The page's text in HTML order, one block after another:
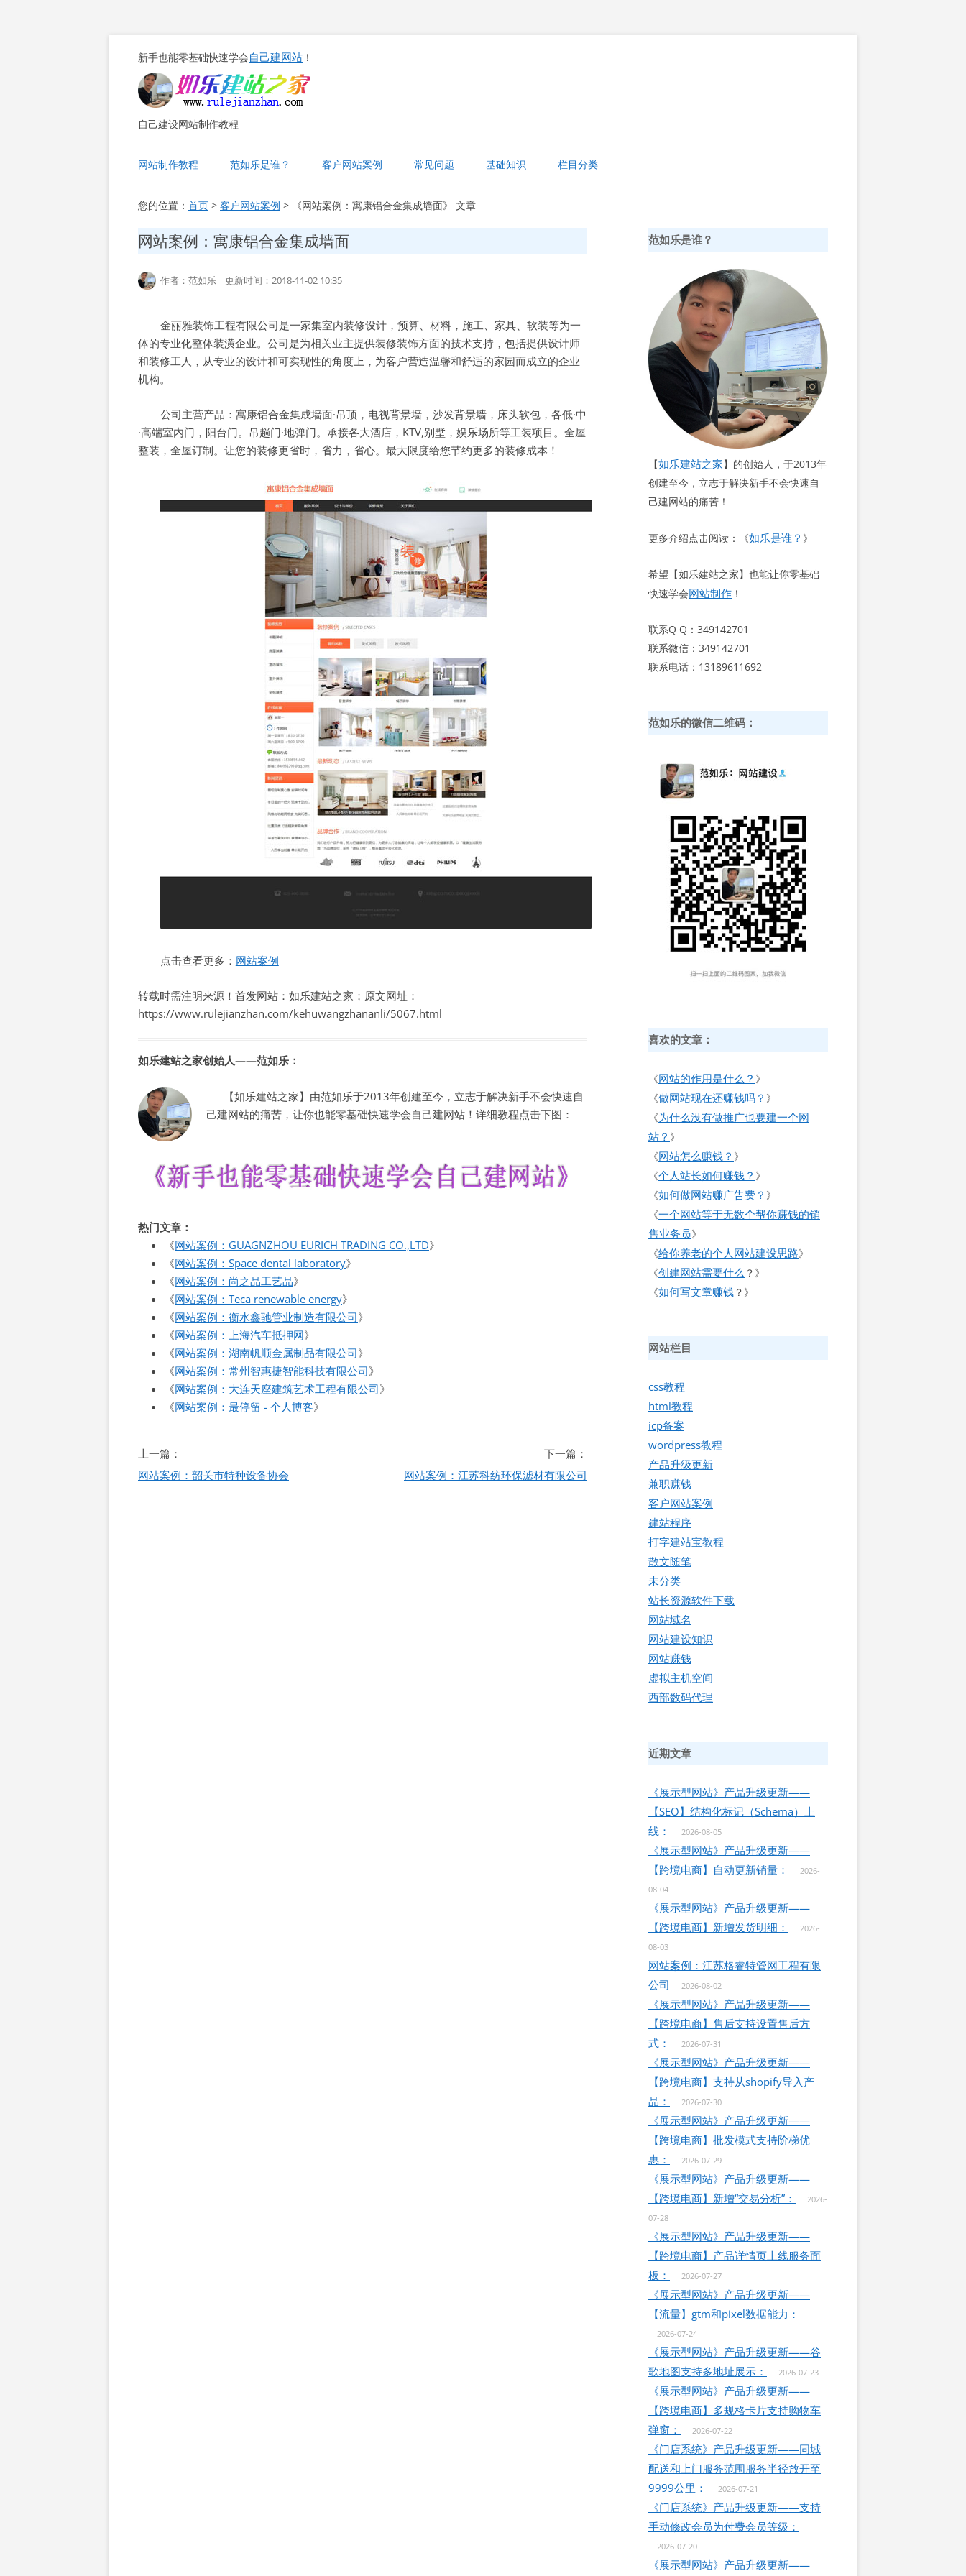
新手也能零基础快速学会自己建网站 ！
自己建设网站制作教程
至
正
网站制作教程 范如乐是谁？ 客户网站案例 常见问题 基础知识 栏目分类
虚拟主机空间
HTML教程
您的位置： 首页 > 客户网站案例 > 《网站案例：寓康铝合金集成墙面》 文章
网站案例：寓康铝合金集成墙面
作者：范如乐 更新时间：2018-11-02 10:35
金丽雅装饰工程有限公司是一家集室内装修设计，预算、材料，施工、家具、软装等为一
体的专业化整体装潢企业。公司是为相关业主提供装修装饰方面的技术支持，包括提供设计师
和装修工人，从专业的设计和可实现性的角度上，为客户营造温馨和舒适的家园而成立的企业
机构。
公司主营产品：寓康铝合金集成墙面·吊顶，电视背景墙，沙发背景墙，床头软包，各低·中
·高端室内门，阳台门。吊趟门·地弹门。承接各大酒店，KTV,别墅，娱乐场所等工装项目。全屋
整装，全屋订制。让您的装修更省时，省力，省心。最大限度给您节约更多的装修成本！
点击查看更多： 网站案例
转载时需注明来源！首发网站：如乐建站之家；原文网址：
https://www.rulejianzhan.com/kehuwangzhananli/5067.html
如乐建站之家创始人——范如乐：
【如乐建站之家】由范如乐于2013年创建至今，立志于解决新手不会快速自
己建网站的痛苦，让你也能零基础快速学会自己建网站！详细教程点击下图：
热门文章：
《网站案例：GUAGNZHOU EURICH TRADING CO.,LTD》
《网站案例：Space dental laboratory》
《网站案例：尚之品工艺品》
《网站案例：Teca renewable energy》
《网站案例：衡水鑫驰管业制造有限公司》
《网站案例：上海汽车抵押网》
《网站案例：湖南帆顺金属制品有限公司》
《网站案例：常州智惠捷智能科技有限公司》
《网站案例：大连天座建筑艺术工程有限公司》
《网站案例：最停留 - 个人博客》
文
章
上一篇：
网站案例：韶关市特种设备协会
下一篇：
网站案例：江苏科纺环保滤材有限公司
范如乐是谁？
【如乐建站之家】的创始人，于2013年
创建至今，立志于解决新手不会快速自
己建网站的痛苦！
更多介绍点击阅读：《如乐是谁？ 》
希望【如乐建站之家】也能让你零基础
快速学会网站制作 ！
联系Q Q：349142701
联系微信：349142701
联系电话：13189611692
范如乐的微信二维码：
喜欢的文章：
《网站的作用是什么？ 》
《做网站现在还赚钱吗？ 》
《为什么没有做推广也要建一个网
站？ 》
《网站怎么赚钱？ 》
《个人站长如何赚钱？ 》
《如何做网站赚广告费？ 》
《一个网站等于无数个帮你赚钱的销
售业务员》
《给你养老的个人网站建设思路》
《创建网站需要什么 ？》
《如何写文章赚钱 ？》
网站栏目
css教程
html教程
icp备案
wordpress教程
产品升级更新
兼职赚钱
客户网站案例
建站程序
打字建站宝教程
散文随笔
未分类
站长资源软件下载
网站域名
网站建设知识
网站赚钱
虚拟主机空间
西部数码代理
近期文章
《展示型网站》产品升级更新——
【SEO】结构化标记（Schema）上
线：
2026-08-05
《展示型网站》产品升级更新——
【跨境电商】自动更新销量：
2026-
08-04
《展示型网站》产品升级更新——
【跨境电商】新增发货明细：
2026-
08-03
网站案例：江苏格睿特管网工程有限
公司
2026-08-02
《展示型网站》产品升级更新——
【跨境电商】售后支持设置售后方
式：
2026-07-31
《展示型网站》产品升级更新——
【跨境电商】支持从shopify导入产
品：
2026-07-30
《展示型网站》产品升级更新——
【跨境电商】批发模式支持阶梯优
惠：
2026-07-29
《展示型网站》产品升级更新——
【跨境电商】新增“交易分析”：
2026-
07-28
《展示型网站》产品升级更新——
【跨境电商】产品详情页上线服务面
板：
2026-07-27
《展示型网站》产品升级更新——
【流量】gtm和pixel数据能力：
2026-07-24
《展示型网站》产品升级更新——谷
歌地图支持多地址展示：
2026-07-23
《展示型网站》产品升级更新——
【跨境电商】多规格卡片支持购物车
弹窗：
2026-07-22
《门店系统》产品升级更新——同城
配送和上门服务范围服务半径放开至
9999公里：
2026-07-21
《门店系统》产品升级更新——支持
手动修改会员为付费会员等级：
2026-07-20
《展示型网站》产品升级更新——